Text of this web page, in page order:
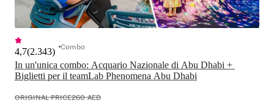
In un'unica combo: Acquario Nazionale di Abu Dhabi +
4,7(2.343) Combo
ORIGINAL PRICE260 AED